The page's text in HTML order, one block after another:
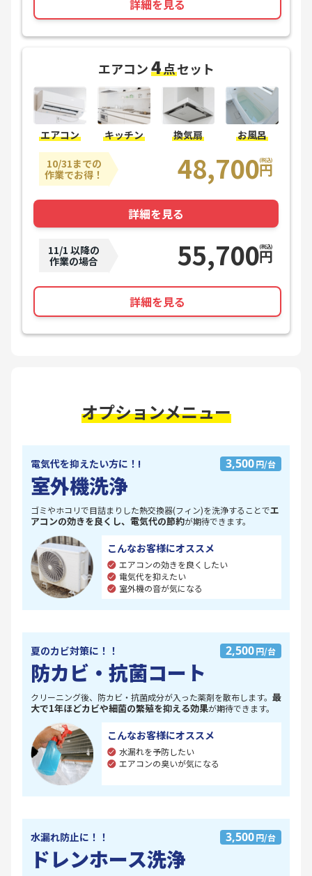
詳細を見る
エアコン4点セット
エアコン キッチン 換気扇 お風呂
10/31までの
作業でお得！
48,700円
(税込)
詳細を見る
11/1 以降の
作業の場合
55,700円
(税込)
詳細を見る
オプションメニュー
電気代を抑えたい方に！! 3,500円/台
室外機洗浄
ゴミやホコリで目詰まりした熱交換器(フィン)を洗浄することでエ
アコンの効きを良くし、電気代の節約が期待できます。
こんなお客様にオススメ
エアコンの効きを良くしたい
電気代を抑えたい
室外機の音が気になる
夏のカビ対策に！！ 2,500円/台
防カビ・抗菌コート
クリーニング後、防カビ・抗菌成分が入った薬剤を散布します。 最
大で1年ほどカビや細菌の繁殖を抑える効果が期待できます。
こんなお客様にオススメ
水漏れを予防したい
エアコンの臭いが気になる
水漏れ防止に！！ 3,500円/台
ドレンホース洗浄